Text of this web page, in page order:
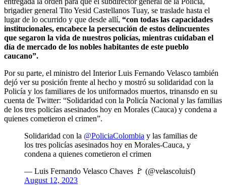
brigadier general Tito Yesid Castellanos Tuay, se traslade hasta el
lugar de lo ocurrido y que desde allí, “con todas las capacidades
institucionales, encabece la persecución de estos delincuentes
que segaron la vida de nuestros policías, mientras cuidaban el
día de mercado de los nobles habitantes de este pueblo
caucano”.
Por su parte, el ministro del Interior Luis Fernando Velasco también
dejó ver su posición frente al hecho y mostró su solidaridad con la
Policía y los familiares de los uniformados muertos, trinansdo en su
cuenta de Twitter: “Solidaridad con la Policía Nacional y las familias
de los tres policías asesinados hoy en Morales (Cauca) y condena a
quienes cometieron el crimen”.
Solidaridad con la @PoliciaColombia y las familias de
los tres policías asesinados hoy en Morales-Cauca, y
condena a quienes cometieron el crimen
— Luis Fernando Velasco Chaves 🚩 (@velascoluisf)
August 12, 2023